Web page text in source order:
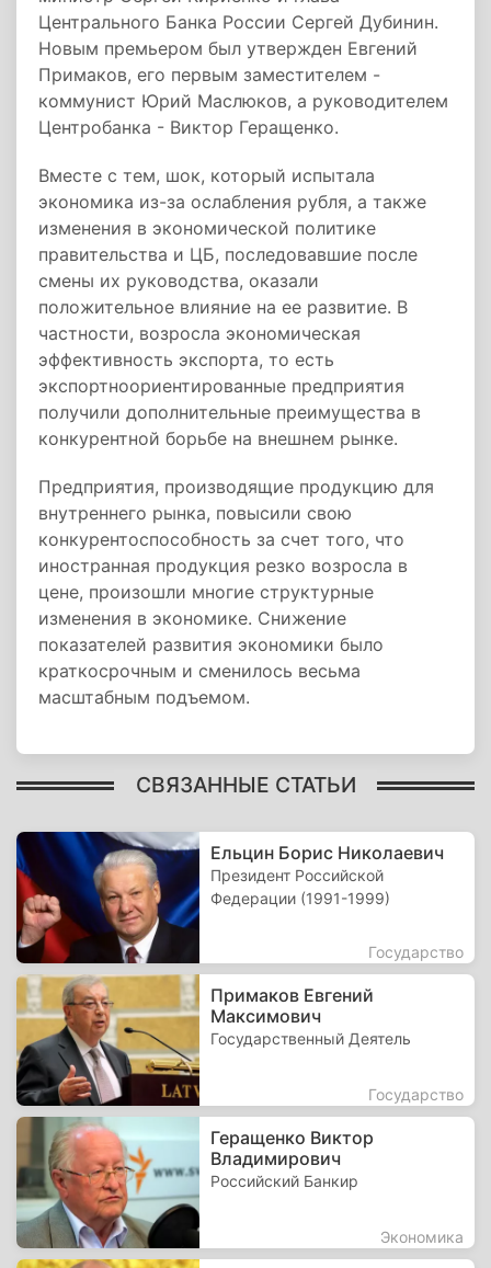
Центрального Банка России Сергей Дубинин.
Новым премьером был утвержден Евгений
Примаков, его первым заместителем -
коммунист Юрий Маслюков, а руководителем
Центробанка - Виктор Геращенко.
Вместе с тем, шок, который испытала
экономика из-за ослабления рубля, а также
изменения в экономической политике
правительства и ЦБ, последовавшие после
смены их руководства, оказали
положительное влияние на ее развитие. В
частности, возросла экономическая
эффективность экспорта, то есть
экспортноориентированные предприятия
получили дополнительные преимущества в
конкурентной борьбе на внешнем рынке.
Предприятия, производящие продукцию для
внутреннего рынка, повысили свою
конкурентоспособность за счет того, что
иностранная продукция резко возросла в
цене, произошли многие структурные
изменения в экономике. Снижение
показателей развития экономики было
краткосрочным и сменилось весьма
масштабным подъемом.
СВЯЗАННЫЕ СТАТЬИ
Ельцин Борис Николаевич
Президент Российской
Федерации (1991-1999)
Государство
Примаков Евгений
Максимович
Государственный Деятель
Государство
Геращенко Виктор
Владимирович
Российский Банкир
Экономика